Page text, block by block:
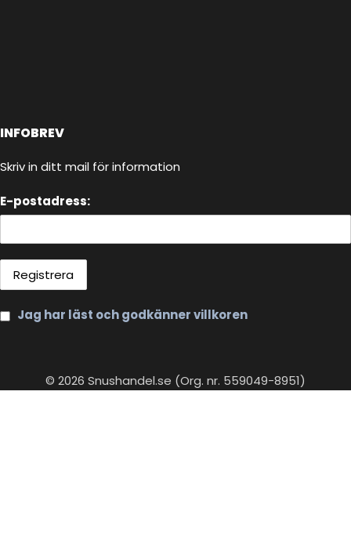
INFOBREV
Skriv in ditt mail för information
E-postadress:
Jag har läst och godkänner villkoren
© 2026 Snushandel.se (Org. nr. 559049-8951)